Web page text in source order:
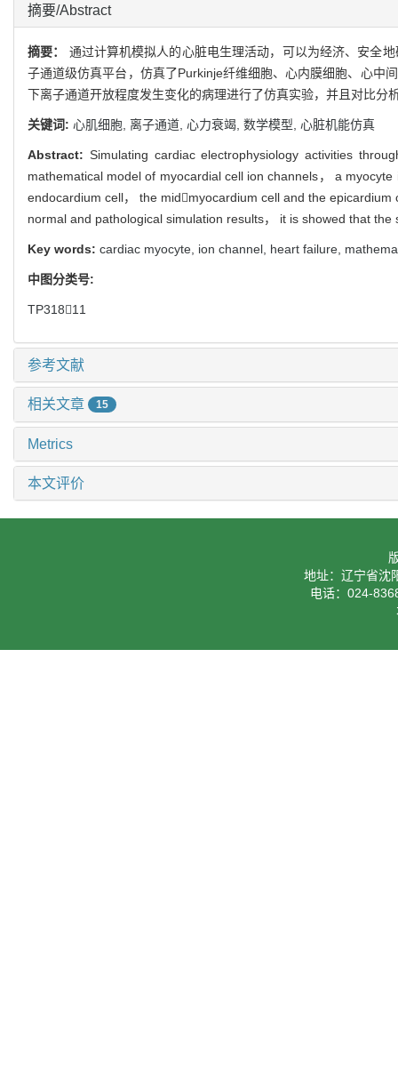
摘要/Abstract
子通道级仿真平台，仿真了Purkinje纤维细胞、心内膜细胞、心中
下离子通道开放程度发生变化的病理进行了仿真实验，并且对比
关键词:心肌细胞,离子通道,心力衰竭, 数学模型,心脏机能仿真
Abstract:Simulating cardiac electrophysiology activities
endocardium cell， the midmyocardium cell and the
normal and pathological simulation results， it is showed that
Key words:
TP31811
参考文献
相关文章 15
Metrics
电话：024-